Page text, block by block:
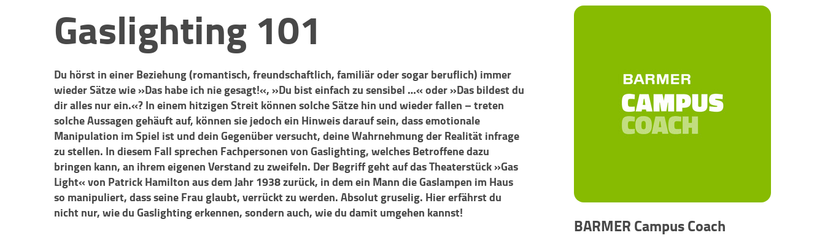
Gaslighting 101
Du hörst in einer Beziehung (romantisch, freundschaftlich, familiär oder sogar beruflich) immer
wieder Sätze wie »Das habe ich nie gesagt!«, »Du bist einfach zu sensibel …« oder »Das bildest du
dir alles nur ein.«? In einem hitzigen Streit können solche Sätze hin und wieder fallen – treten
solche Aussagen gehäuft auf, können sie jedoch ein Hinweis darauf sein, dass emotionale
Manipulation im Spiel ist und dein Gegenüber versucht, deine Wahrnehmung der Realität infrage
zu stellen. In diesem Fall sprechen Fachpersonen von Gaslighting, welches Betroffene dazu
bringen kann, an ihrem eigenen Verstand zu zweifeln. Der Begriff geht auf das Theaterstück »Gas
Light« von Patrick Hamilton aus dem Jahr 1938 zurück, in dem ein Mann die Gaslampen im Haus
so manipuliert, dass seine Frau glaubt, verrückt zu werden. Absolut gruselig. Hier erfährst du
nicht nur, wie du Gaslighting erkennen, sondern auch, wie du damit umgehen kannst!
BARMER Campus Coach